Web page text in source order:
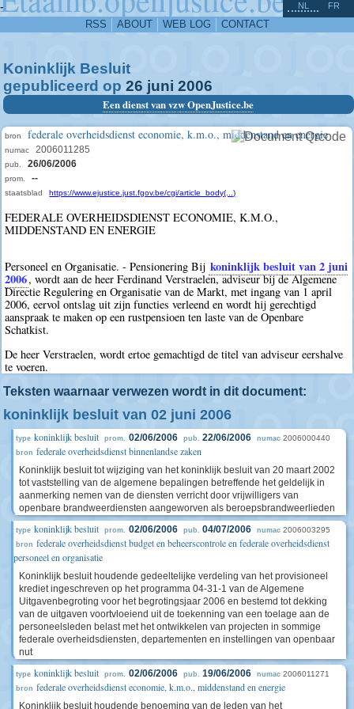
-
RSS ABOUT WEB LOG CONTACT
NL FR
Koninklijk Besluit
gepubliceerd op 26 juni 2006
Een dienst van vzw OpenJustice.be
bron federale overheidsdienst economie, k.m.o., middenstand en energie
numac 2006011285
pub. 26/06/2006
prom. --
staatsblad https://www.ejustice.just.fgov.be/cgi/article_body(...)
FEDERALE OVERHEIDSDIENST ECONOMIE, K.M.O.,
MIDDENSTAND EN ENERGIE
Personeel en Organisatie. - Pensionering Bij koninklijk besluit van 2 juni
2006, wordt aan de heer Ferdinand Verstraelen, adviseur bij de Algemene
Directie Regulering en Organisatie van de Markt, met ingang van 1 april
2006, eervol ontslag uit zijn functies verleend en wordt hij gerechtigd
aanspraak te maken op een rustpensioen ten laste van de Openbare
Schatkist.
De heer Verstraelen, wordt ertoe gemachtigd de titel van adviseur eershalve
te voeren.
Teksten waarnaar verwezen wordt in dit document:
koninklijk besluit van 02 juni 2006
type koninklijk besluit prom. 02/06/2006 pub. 22/06/2006 numac 2006000440
bron federale overheidsdienst binnenlandse zaken
Koninklijk besluit tot wijziging van het koninklijk besluit van 20 maart 2002
tot vaststelling van de algemene bepalingen betreffende het geldelijk in
aanmerking nemen van de diensten verricht door vrijwilligers van
openbare brandweerdiensten aangeworven als beroepsbrandweerlieden
type koninklijk besluit prom. 02/06/2006 pub. 04/07/2006 numac 2006003295
bron federale overheidsdienst budget en beheerscontrole en federale overheidsdienst
personeel en organisatie
Koninklijk besluit houdende gedeeltelijke verdeling van het provisioneel
krediet ingeschreven op het programma 04-31-1 van de Algemene
Uitgavenbegroting voor het begrotingsjaar 2006 en bestemd tot dekking
van de uitgaven voortvloeiend uit de toekenning van een toelage aan de
personeelsleden belast met het ontwikkelen van projecten in sommige
federale overheidsdiensten, departementen en instellingen van openbaar
nut
type koninklijk besluit prom. 02/06/2006 pub. 19/06/2006 numac 2006011271
bron federale overheidsdienst economie, k.m.o., middenstand en energie
Koninklijk besluit houdende benoeming van de leden van het
^